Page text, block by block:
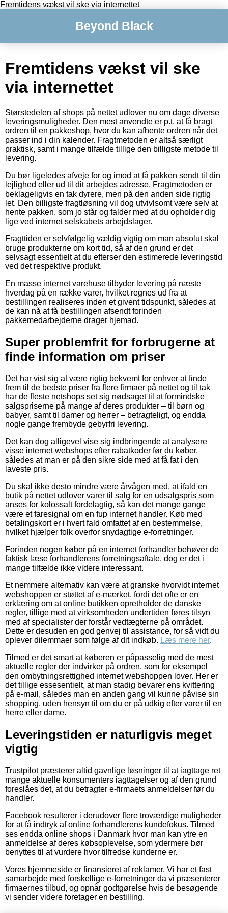
Fremtidens vækst vil ske via internettet
Beyond Black
Fremtidens vækst vil ske
via internettet
Størstedelen af shops på nettet udlover nu om dage diverse
leveringsmuligheder. Den mest anvendte er p.t. at få bragt
ordren til en pakkeshop, hvor du kan afhente ordren når det
passer ind i din kalender. Fragtmetoden er altså særligt
praktisk, samt i mange tilfælde tillige den billigste metode til
levering.
Du bør ligeledes afveje for og imod at få pakken sendt til din
lejlighed eller ud til dit arbejdes adresse. Fragtmetoden er
beklageligvis en tak dyrere, men på den anden side rigtig
let. Den billigste fragtløsning vil dog utvivlsomt være selv at
hente pakken, som jo står og falder med at du opholder dig
lige ved internet selskabets arbejdslager.
Fragttiden er selvfølgelig vældig vigtig om man absolut skal
bruge produkterne om kort tid, så af den grund er det
selvsagt essentielt at du efterser den estimerede leveringstid
ved det respektive produkt.
En masse internet varehuse tilbyder levering på næste
hverdag på en række varer, hvilket regnes ud fra at
bestillingen realiseres inden et givent tidspunkt, således at
de kan nå at få bestillingen afsendt forinden
pakkemedarbejderne drager hjemad.
Super problemfrit for forbrugerne at
finde information om priser
Det har vist sig at være rigtig bekvemt for enhver at finde
frem til de bedste priser fra flere firmaer på nettet og til tak
har de fleste netshops set sig nødsaget til at formindske
salgspriserne på mange af deres produkter – til børn og
babyer, samt til damer og herrer – betragteligt, og endda
nogle gange frembyde gebyrfri levering.
Det kan dog alligevel vise sig indbringende at analysere
visse internet webshops efter rabatkoder før du køber,
således at man er på den sikre side med at få fat i den
laveste pris.
Du skal ikke desto mindre være årvågen med, at ifald en
butik på nettet udlover varer til salg for en udsalgspris som
anses for kolossalt fordelagtig, så kan det mange gange
være et faresignal om en fup internet handler. Køb med
betalingskort er i hvert fald omfattet af en bestemmelse,
hvilket hjælper folk overfor snydagtige e-forretninger.
Forinden nogen køber på en internet forhandler behøver de
faktisk læse forhandlerens forretningsaftale, dog er det i
mange tilfælde ikke videre interessant.
Et nemmere alternativ kan være at granske hvorvidt internet
webshoppen er støttet af e-mærket, fordi det ofte er en
erklæring om at online butikken opretholder de danske
regler, tillige med at virksomheden undertiden føres tilsyn
med af specialister der forstår vedtægterne på området.
Dette er desuden en god genvej til assistance, for så vidt du
oplever dilemmaer som følge af dit indkøb. Læs mere her.
Tilmed er det smart at køberen er påpasselig med de mest
aktuelle regler der indvirker på ordren, som for eksempel
den ombytningsrettighed internet webshoppen lover. Her er
det tillige essesentielt, at man stadig bevarer ens kvittering
på e-mail, således man en anden gang vil kunne påvise sin
shopping, uden hensyn til om du er på udkig efter varer til en
herre eller dame.
Leveringstiden er naturligvis meget
vigtig
Trustpilot præsterer altid gavnlige løsninger til at iagttage ret
mange aktuelle konsumenters iagttagelser og af den grund
foreslåes det, at du betragter e-firmaets anmeldelser før du
handler.
Facebook resulterer i derudover flere troværdige muligheder
for at få indtryk af online forhandlerens kundefokus. Tilmed
ses endda online shops i Danmark hvor man kan ytre en
anmeldelse af deres købsoplevelse, som ydermere bør
benyttes til at vurdere hvor tilfredse kunderne er.
Vores hjemmeside er finansieret af reklamer. Vi har et fast
samarbejde med forskellige e-forretninger da vi præsenterer
firmaernes tilbud, og opnår godtgørelse hvis de besøgende
vi sender videre foretager en bestilling.